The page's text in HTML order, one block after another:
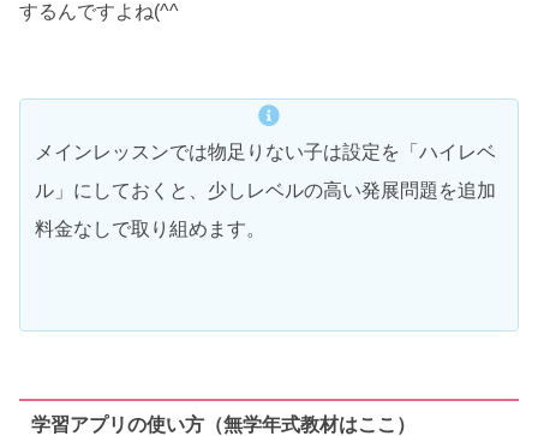
するんですよね(^^
メインレッスンでは物足りない子は設定を「ハイレベ
ル」にしておくと、少しレベルの高い発展問題を追加
料金なしで取り組めます。
学習アプリの使い方（無学年式教材はここ）